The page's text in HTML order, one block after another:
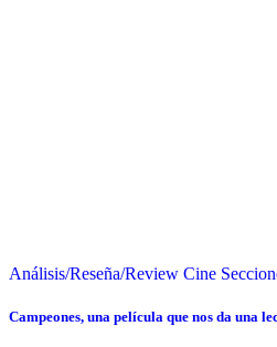
Análisis/Reseña/Review Cine
Campeones, una película que nos da una